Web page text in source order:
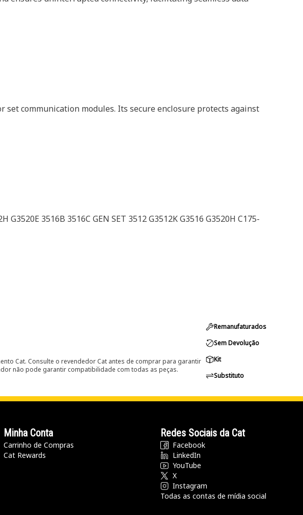
communication modules. Its secure enclosure protects against
G3520E 3516B 3516C GEN SET 3512 G3512K G3516 G3520H C175-
Cat. Consulte o revendedor Cat antes de comprar para garantir
não pode garantir compatibilidade com todas as peças.
Remanufaturados
Sem Devolução
Kit
Substituto
Minha Conta
Carrinho de Compras
Cat Rewards
Redes Sociais da Cat
Facebook
LinkedIn
YouTube
X
Instagram
Todas as contas de mídia social